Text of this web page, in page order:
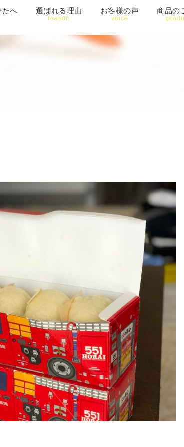
たへ 選ばれる理由
reason
お客様の声
voice
商品の